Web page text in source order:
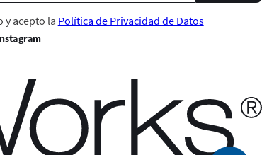
y acepto la Política de Privacidad de Datos